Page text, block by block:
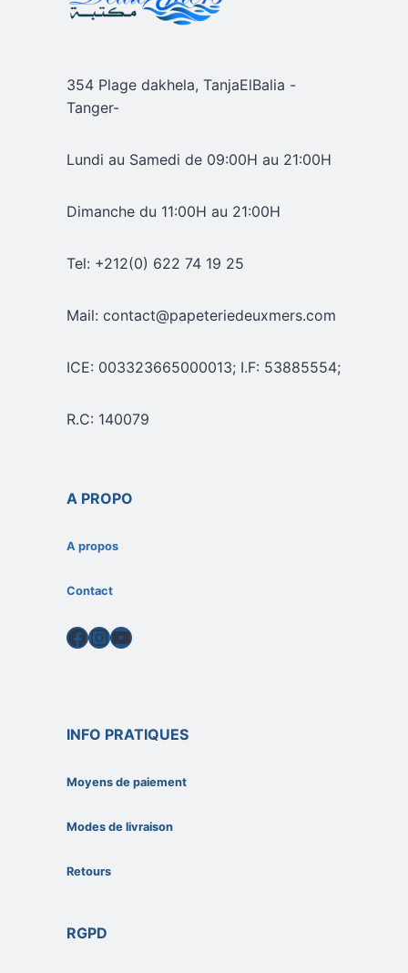
354 Plage dakhela, TanjaElBalia -
Tanger-
Lundi au Samedi de 09:00H au 21:00H
Dimanche du 11:00H au 21:00H
Tel: +212(0) 622 74 19 25
Mail: contact@papeteriedeuxmers.com
ICE: 003323665000013; I.F: 53885554;
R.C: 140079
A PROPO
A propos
Contact
Facebook
Instagram
YouTube
INFO PRATIQUES
Moyens de paiement
Modes de livraison
Retours
RGPD